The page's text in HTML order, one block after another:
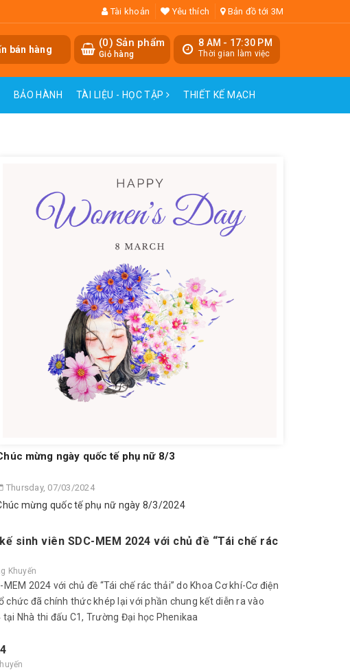
Tài khoản Yêu thích Bản đồ tới 3M
8 AM - 17:30 PM
Thời gian làm việc
(0) Sản phẩm
Giỏ hàng
bán hàng
BẢO HÀNH TÀI LIỆU - HỌC TẬP THIẾT KẾ MẠCH
mừng ngày quốc tế phụ nữ 8/3
Thursday, 07/03/2024
mừng quốc tế phụ nữ ngày 8/3/2024
sinh viên SDC-MEM 2024 với chủ đề “Tái chế rác
Khuyến
2024 với chủ đề “Tái chế rác thải” do Khoa Cơ khí-Cơ điện
chức đã chính thức khép lại với phần chung kết diễn ra vào
Nhà thi đấu C1, Trường Đại học Phenikaa